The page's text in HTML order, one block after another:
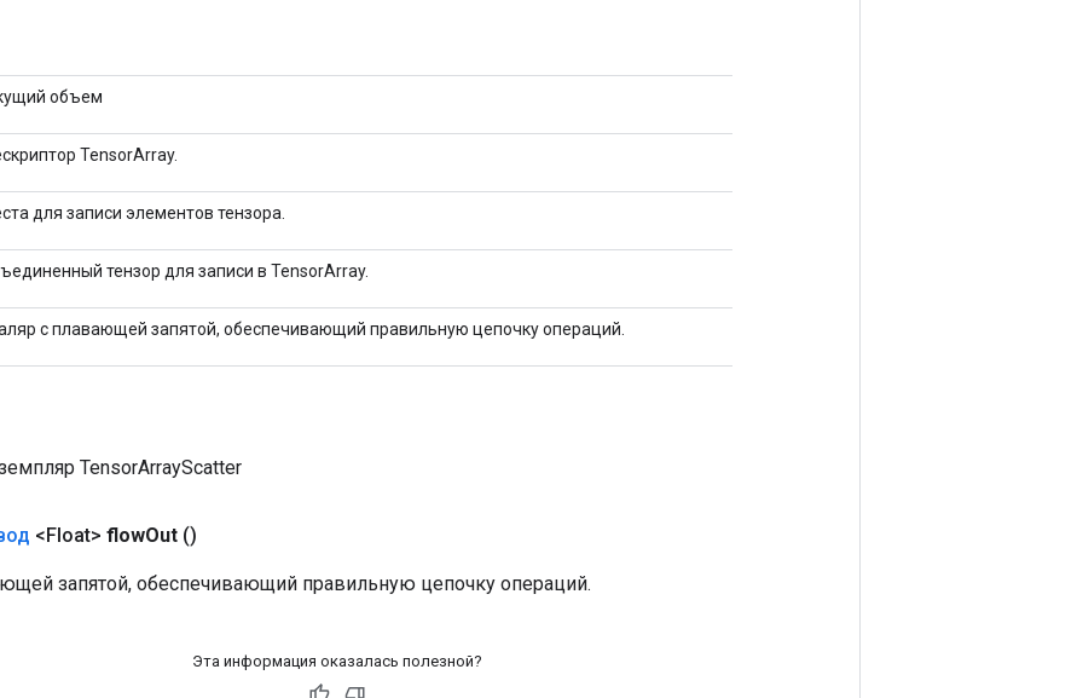
объем
TensorArray.
для записи элементов тензора.
тензор для записи в TensorArray.
с плавающей запятой, обеспечивающий правильную цепочку операций.
TensorArrayScatter
<Float> flowOut ()
запятой, обеспечивающий правильную цепочку операций.
Эта информация оказалась полезной?